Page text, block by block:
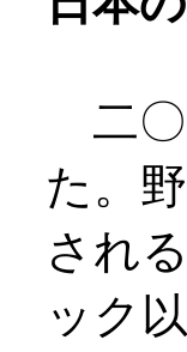
二〇
た。
され
ック